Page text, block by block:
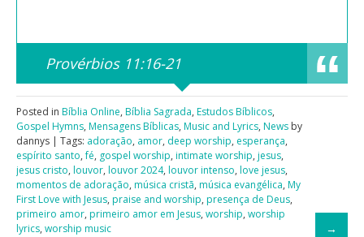
Provérbios 11:16-21
Posted in Bíblia Online, Bíblia Sagrada, Estudos Bíblicos,
Gospel Hymns, Mensagens Bíblicas, Music and Lyrics, News by
dannys | Tags: adoração, amor, deep worship, esperança,
espírito santo,fé, gospel worship, intimate worship, jesus,
jesus cristo, louvor, louvor 2024, louvor intenso, love jesus,
momentos de adoração, música cristã, música evangélica, My
First Love with Jesus, praise and worship, presença de Deus,
primeiro amor, primeiro amor em Jesus, worship, worship
lyrics, worship music